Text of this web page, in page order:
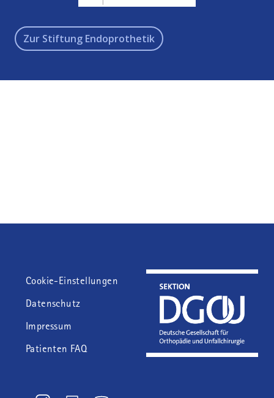
Zur Stiftung Endoprothetik
Fußzeile
Cookie-Einstellungen
Datenschutz
Impressum
Patienten FAQ